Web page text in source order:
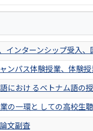
ンターンシップ受入
ンパス体験授業、体験
におけ るベトナム語の
の一環と しての高校生
文副査